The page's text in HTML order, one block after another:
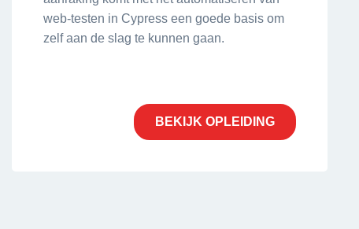
web-testen in Cypress een goede basis om
zelf aan de slag te kunnen gaan.
BEKIJK OPLEIDING